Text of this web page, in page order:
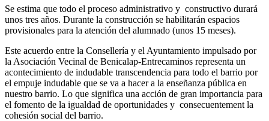
Se estima que todo el proceso administrativo y constructivo durará
unos tres años. Durante la construcción se habilitarán espacios
provisionales para la atención del alumnado (unos 15 meses).
Este acuerdo entre la Consellería y el Ayuntamiento impulsado por
la Asociación Vecinal de Benicalap-Entrecaminos representa un
acontecimiento de indudable transcendencia para todo el barrio por
el empuje indudable que se va a hacer a la enseñanza pública en
nuestro barrio. Lo que significa una acción de gran importancia para
el fomento de la igualdad de oportunidades y consecuentement la
cohesión social del barrio.